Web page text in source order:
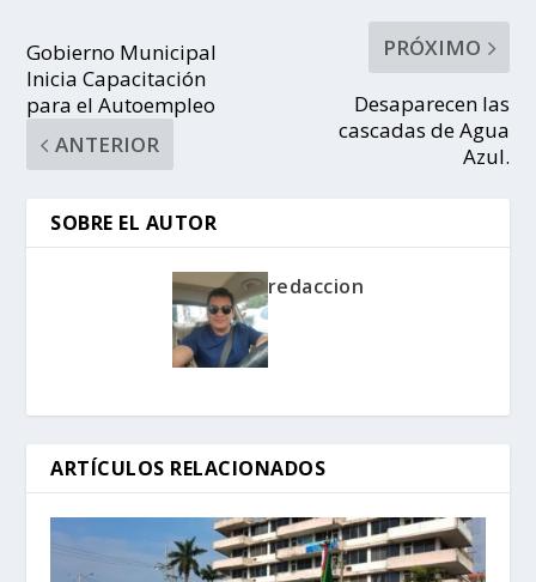
Gobierno Municipal
Inicia Capacitación
para el Autoempleo
ANTERIOR
PRÓXIMO
Desaparecen las
cascadas de Agua
Azul.
SOBRE EL AUTOR
redaccion
ARTÍCULOS RELACIONADOS